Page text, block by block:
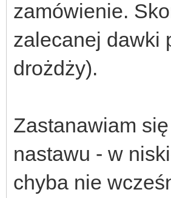
zamówienie.
zalecanej dawki
drożdży).
Zastanawiam
nastawu - w
chyba nie